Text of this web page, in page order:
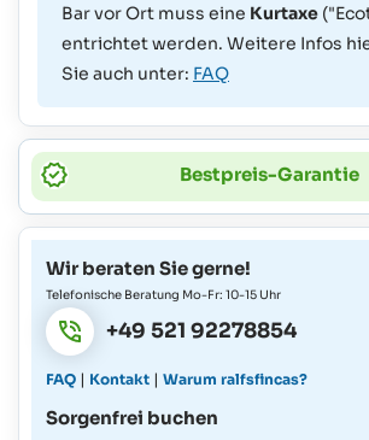
Bar vor Ort muss eine Kurtaxe
entrichtet werden. Weitere Infos
Sie auch unter: FAQ
Bestpreis-Garantie
Wir beraten Sie gerne!
Telefonische Beratung Mo-Fr: 10-15 Uhr
+49 521 92278854
FAQ | Kontakt | Warum ralfsfincas?
Sorgenfrei buchen